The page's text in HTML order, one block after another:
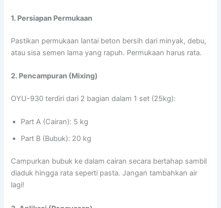
1. Persiapan Permukaan
Pastikan permukaan lantai beton bersih dari minyak, debu,
atau sisa semen lama yang rapuh. Permukaan harus rata.
2. Pencampuran (Mixing)
OYU-930 terdiri dari 2 bagian dalam 1 set (25kg):
Part A (Cairan): 5 kg
Part B (Bubuk): 20 kg
Campurkan bubuk ke dalam cairan secara bertahap sambil
diaduk hingga rata seperti pasta. Jangan tambahkan air
lagi!